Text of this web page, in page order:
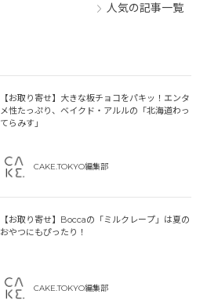
人気の記事一覧
【お取り寄せ】大きな板チョコをパキッ！エンタ
メ性たっぷり、ベイクド・アルルの「北海道わっ
てらみす」
CAKE.TOKYO編集部
【お取り寄せ】Boccaの「ミルクレープ」は夏の
おやつにもぴったり！
CAKE.TOKYO編集部